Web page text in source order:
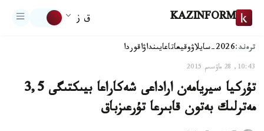
KAZINFORM ق ز
ترەند:2026-سايلاۋ وقيعاتاعايىنداۋاقوردا
10:43, 28 ماۋسىم 2015
تۇركيا سيريامەن اراداعى شەكاراعا بيىكتىگى 3,5
مەترلىك بەتون قابىرعا تۇرعىزباق